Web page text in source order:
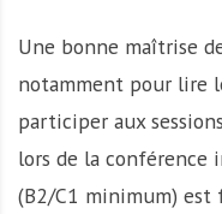
Une bonne maîtrise
notamment pour lire
participer aux
lors de la conférence
(B2/C1 minimum) est